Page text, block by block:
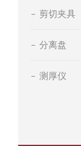
剪切夹具
分离盘
测厚仪